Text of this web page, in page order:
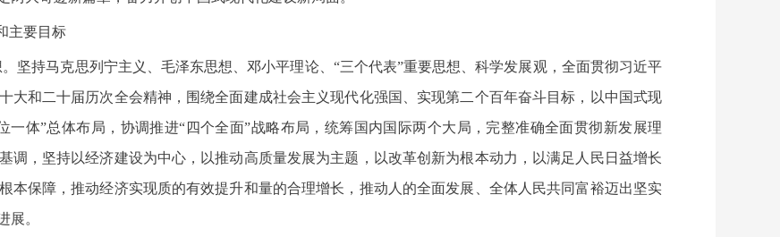
主要目标
。坚持马克思列宁主义、毛泽东思想、邓小平理论、“三个代表”重要思想、科学发展观，全面贯彻习近平
大和二十届历次全会精神，围绕全面建成社会主义现代化强国、实现第二个百年奋斗目标，以中国式现
一体”总体布局，协调推进“四个全面”战略布局，统筹国内国际两个大局，完整准确全面贯彻新发展理
调，坚持以经济建设为中心，以推动高质量发展为主题，以改革创新为根本动力，以满足人民日益增长
本保障，推动经济实现质的有效提升和量的合理增长，推动人的全面发展、全体人民共同富裕迈出坚实
展。